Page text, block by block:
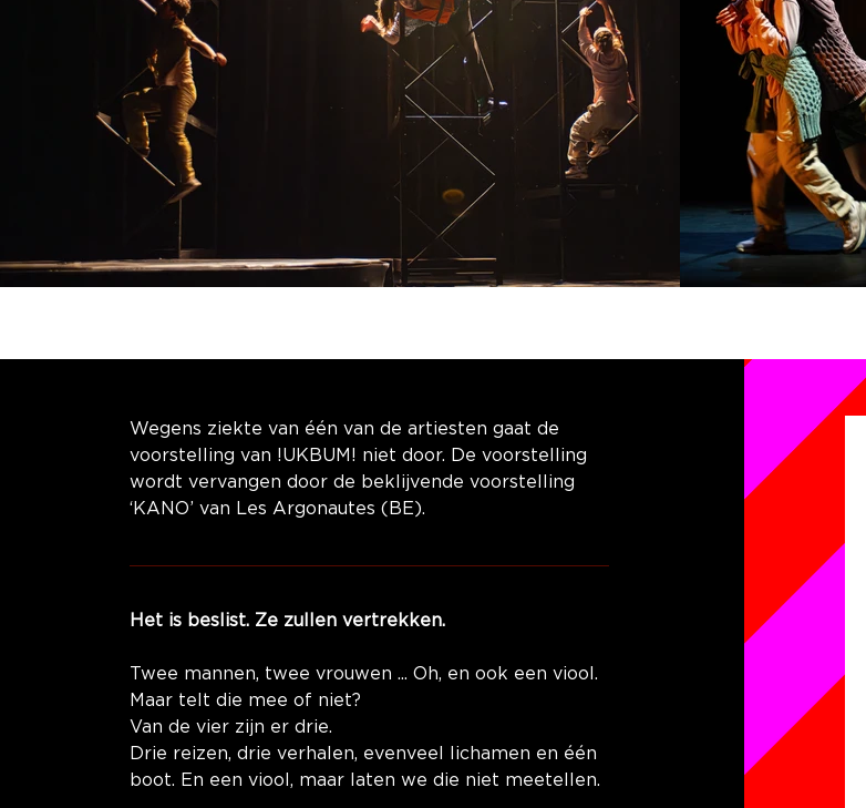
Wegens ziekte van één van de artiesten gaat de
voorstelling van !UKBUM! niet door. De voorstelling
wordt vervangen door de beklijvende voorstelling
‘KANO’ van Les Argonautes (BE).
Het is beslist. Ze zullen vertrekken.
Twee mannen, twee vrouwen ... Oh, en ook een viool.
Maar telt die mee of niet?
Van de vier zijn er drie.
Drie reizen, drie verhalen, evenveel lichamen en één
boot. En een viool, maar laten we die niet meetellen.